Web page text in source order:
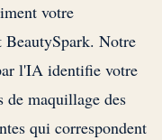
votre
Notre
l'IA identifie votre
de maquillage des
qui correspondent